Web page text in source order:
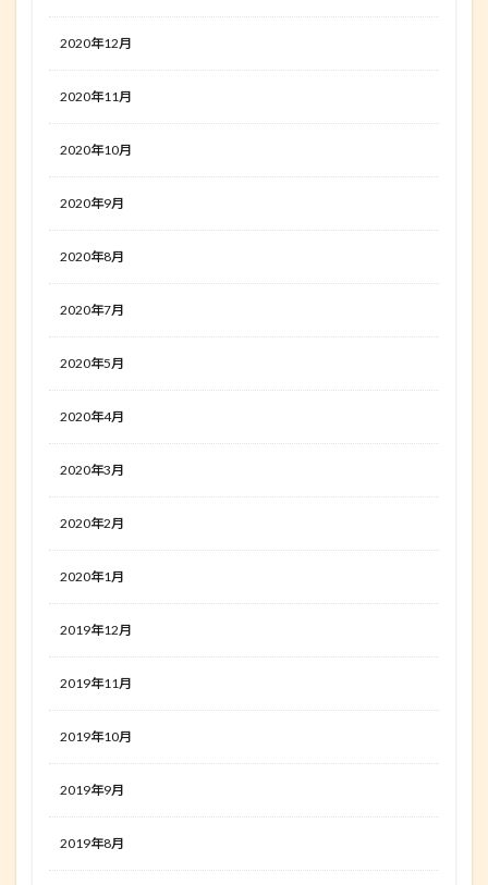
2020年12月
2020年11月
2020年10月
2020年9月
2020年8月
2020年7月
2020年5月
2020年4月
2020年3月
2020年2月
2020年1月
2019年12月
2019年11月
2019年10月
2019年9月
2019年8月